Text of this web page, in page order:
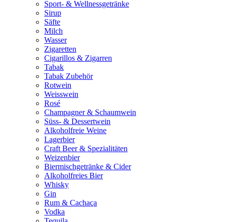
Sport- & Wellnessgetränke
Sirup
Säfte
Milch
Wasser
Zigaretten
Cigarillos & Zigarren
Tabak
Tabak Zubehör
Rotwein
Weisswein
Rosé
Champagner & Schaumwein
Süss- & Dessertwein
Alkoholfreie Weine
Lagerbier
Craft Beer & Spezialitäten
Weizenbier
Biermischgetränke & Cider
Alkoholfreies Bier
Whisky
Gin
Rum & Cachaça
Vodka